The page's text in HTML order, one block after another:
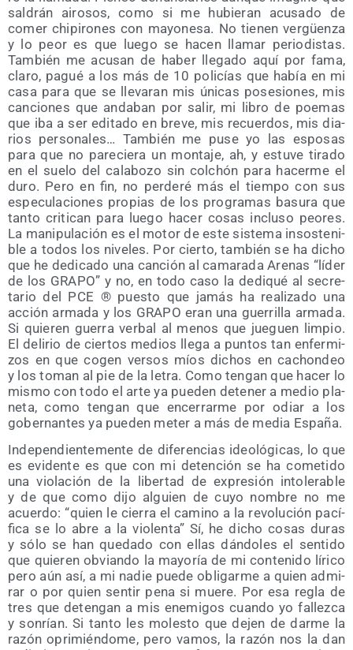
sal­drán airo­sos, como si me hubie­ran acu­sa­do de
comer chi­pi­ro­nes con mayo­ne­sa. No tie­nen ver­güen­za
y lo peor es que lue­go se hacen lla­mar perio­dis­tas.
Tam­bién me acu­san de haber lle­ga­do aquí por fama,
cla­ro, pagué a los más de 10 poli­cías que había en mi
casa para que se lle­va­ran mis úni­cas pose­sio­nes, mis
can­cio­nes que anda­ban por salir, mi libro de poe­mas
que iba a ser edi­ta­do en bre­ve, mis recuer­dos, mis dia­
rios per­so­na­les… Tam­bién me puse yo las espo­sas
para que no pare­cie­ra un mon­ta­je, ah, y estu­ve tira­do
en el sue­lo del cala­bo­zo sin col­chón para hacer­me el
duro. Pero en fin, no per­de­ré más el tiem­po con sus
espe­cu­la­cio­nes pro­pias de los pro­gra­mas basu­ra que
tan­to cri­ti­can para lue­go hacer cosas inclu­so peo­res.
La mani­pu­la­ción es el motor de este sis­te­ma insos­te­ni­
ble a todos los nive­les. Por cier­to, tam­bién se ha dicho
que he dedi­ca­do una can­ción al cama­ra­da Are­nas “líder
de los GRAPO” y no, en todo caso la dedi­qué al secre­
ta­rio del PCE ® pues­to que jamás ha rea­li­za­do una
acción arma­da y los GRAPO eran una gue­rri­lla arma­da.
Si quie­ren gue­rra ver­bal al menos que jue­guen lim­pio.
El deli­rio de cier­tos medios lle­ga a pun­tos tan enfer­mi­
zos en que cogen ver­sos míos dichos en cachon­deo
y los toman al pie de la letra. Como ten­gan que hacer lo
mis­mo con todo el arte ya pue­den dete­ner a medio pla­
ne­ta, como ten­gan que ence­rrar­me por odiar a los
gober­nan­tes ya pue­den meter a más de media España.
Inde­pen­dien­te­men­te de dife­ren­cias ideo­ló­gi­cas, lo que
es evi­den­te es que con mi deten­ción se ha come­ti­do
una vio­la­ción de la liber­tad de expre­sión into­le­ra­ble
y de que como dijo alguien de cuyo nom­bre no me
acuer­do: “quien le cie­rra el camino a la revo­lu­ción pací­
fi­ca se lo abre a la vio­len­ta” Sí, he dicho cosas duras
y sólo se han que­da­do con ellas dán­do­les el sen­ti­do
que quie­ren obvian­do la mayo­ría de mi con­te­ni­do líri­co
pero aún así, a mi nadie pue­de obli­gar­me a quien admi­
rar o por quien sen­tir pena si mue­re. Por esa regla de
tres que deten­gan a mis enemi­gos cuan­do yo fallez­ca
y son­rían. Si tan­to les moles­to que dejen de dar­me la
razón opri­mién­do­me, pero vamos, la razón nos la dan